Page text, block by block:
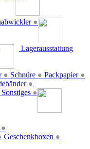
●
● Schnüre ● Packpapier ●
Lagerausstattung
●
Sonstiges ●
●
Geschenkboxen ●